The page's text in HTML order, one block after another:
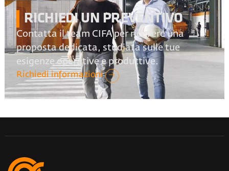
RICHIEDI UN PREVENTIVO
Contatta il team CIFA per ricevere una
proposta dedicata, studiata sulle tue
esigenze operative e produttive.
Richiedi informazioni